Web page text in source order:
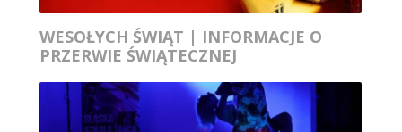
WESOŁYCH ŚWIĄT | INFORMACJE O
PRZERWIE ŚWIĄTECZNEJ